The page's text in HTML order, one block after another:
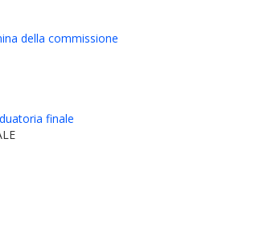
della commissione
finale